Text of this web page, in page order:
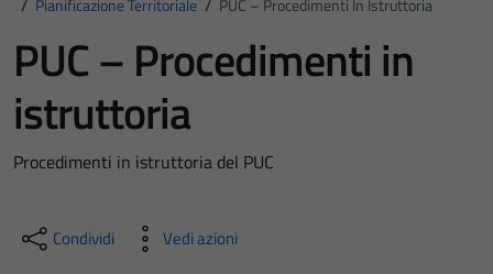
/ Pianificazione Territoriale / PUC – Procedimenti In Istruttoria
PUC – Procedimenti in
istruttoria
Procedimenti in istruttoria del PUC
Condividi Vedi azioni